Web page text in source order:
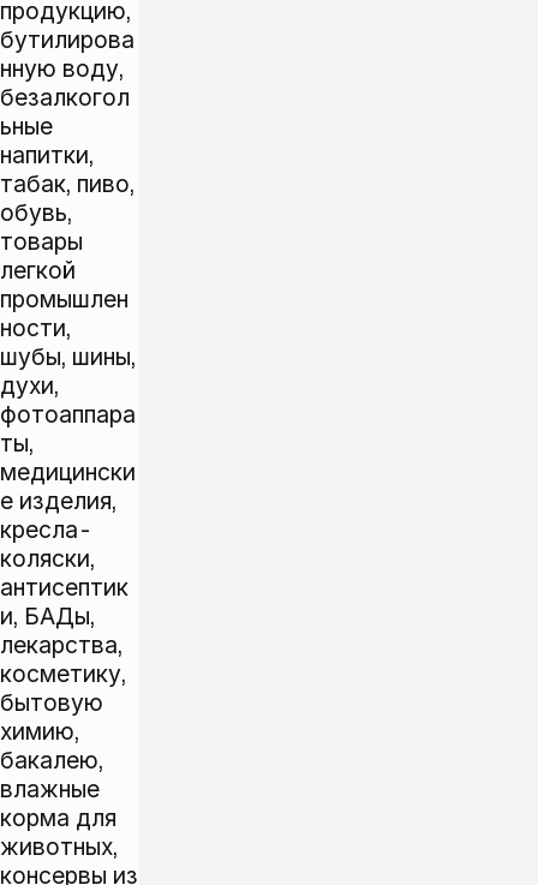
продукцию,
бутилирова
нную воду,
безалкогол
ьные
напитки,
табак, пиво,
обувь,
товары
легкой
промышлен
ности,
шубы, шины,
духи,
фотоаппара
ты,
медицински
е изделия,
кресла-
коляски,
антисептик
и, БАДы,
лекарства,
косметику,
бытовую
химию,
бакалею,
влажные
корма для
животных,
консервы из